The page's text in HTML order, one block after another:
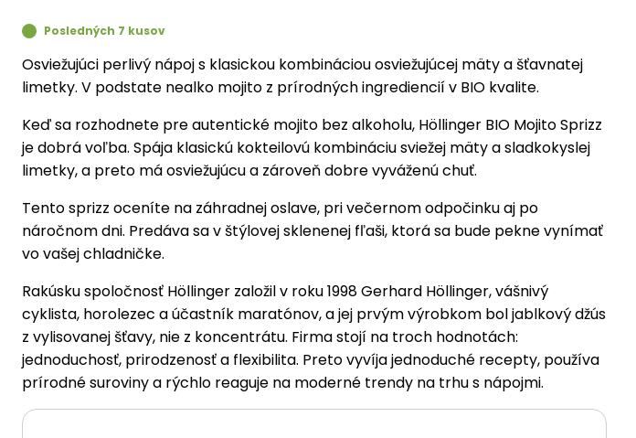
Posledných 7 kusov
Osviežujúci perlivý nápoj s klasickou kombináciou osviežujúcej mäty a šťavnatej
limetky. V podstate nealko mojito z prírodných ingrediencií v BIO kvalite.
Keď sa rozhodnete pre autentické mojito bez alkoholu, Höllinger BIO Mojito Sprizz
je dobrá voľba. Spája klasickú kokteilovú kombináciu sviežej mäty a sladkokyslej
limetky, a preto má osviežujúcu a zároveň dobre vyváženú chuť.
Tento sprizz oceníte na záhradnej oslave, pri večernom odpočinku aj po
náročnom dni. Predáva sa v štýlovej sklenenej fľaši, ktorá sa bude pekne vynímať
vo vašej chladničke.
Rakúsku spoločnosť Höllinger založil v roku 1998 Gerhard Höllinger, vášnivý
cyklista, horolezec a účastník maratónov, a jej prvým výrobkom bol jablkový džús
z vylisovanej šťavy, nie z koncentrátu. Firma stojí na troch hodnotách:
jednoduchosť, prirodzenosť a flexibilita. Preto vyvíja jednoduché recepty, používa
prírodné suroviny a rýchlo reaguje na moderné trendy na trhu s nápojmi.